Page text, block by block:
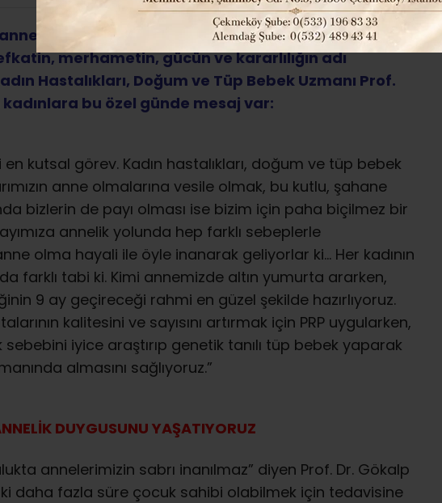
adayıdır, annedir. Onlar; bir gün değil, hayatları
merhametin, gücün ve kararlılığın adı
Hastalıkları, Doğum ve Tüp Bebek Uzmanı Prof.
kadınlara bu özel günde mesaj var:
kutsal görev. Kadın hastalıkları, doğum ve tüp bebek
anne olmalarına vesile olmak, bu kutlu, şahane
bizlerin de payı olması ise bizim için paha biçilmez bir
annelik yolunda hep farklı sebeplerle
olma hayali ile öyle inanarak geliyorlar ki… Her kadının
farklı tabi ki. Kimi annemizde altın yumurta ararken,
9 ay geçireceği rahmi en güzel şekilde hazırlıyoruz.
kalitesini ve sayısını artırmak için PRP uygularken,
iyice araştırıp genetik tanılı tüp bebek yaparak
almasını sağlıyoruz.”
DUYGUSUNU YAŞATIYORUZ
annelerimizin sabrı inanılmaz” diyen Prof. Dr. Gökalp
daha fazla süre çocuk sahibi olabilmek için tedavisine